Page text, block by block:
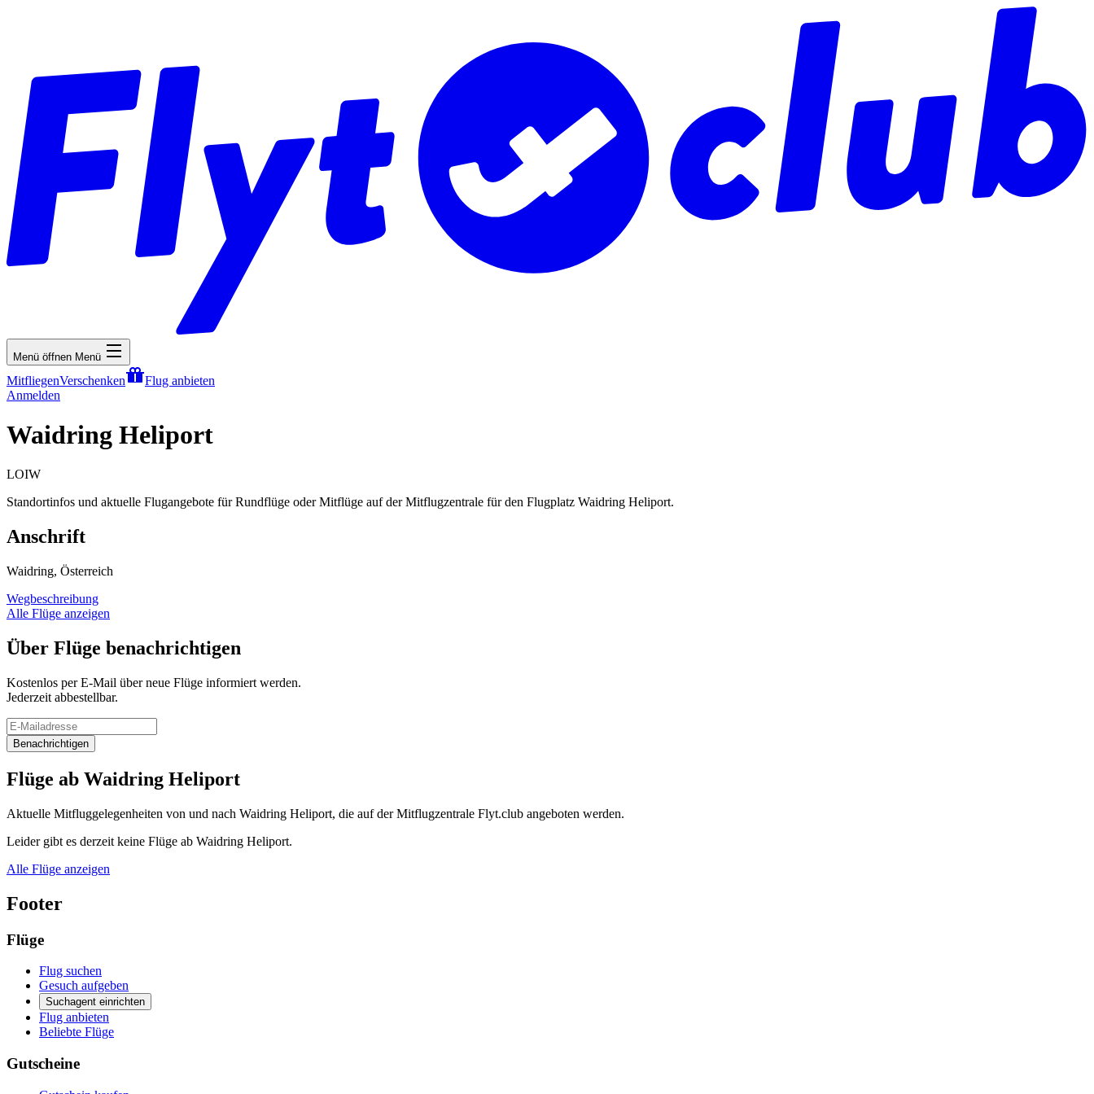
Menü öffnen Menü
MitfliegenVerschenken
Flug anbieten
Anmelden
Waidring Heliport
LOIW
Standortinfos und aktuelle Flugangebote für Rundflüge oder Mitflüge auf der Mitflugzentrale für den Flugplatz Waidring Heliport.
Anschrift
Waidring, Österreich
Wegbeschreibung
Alle Flüge anzeigen
Über Flüge benachrichtigen
Kostenlos per E-Mail über neue Flüge informiert werden.
Jederzeit abbestellbar.
Benachrichtigen
Flüge ab Waidring Heliport
Aktuelle Mitfluggelegenheiten von und nach Waidring Heliport, die auf der Mitflugzentrale Flyt.club angeboten werden.
Leider gibt es derzeit keine Flüge ab Waidring Heliport.
Alle Flüge anzeigen
Footer
Flüge
Flug suchen
Gesuch aufgeben
Suchagent einrichten
Flug anbieten
Beliebte Flüge
Gutscheine